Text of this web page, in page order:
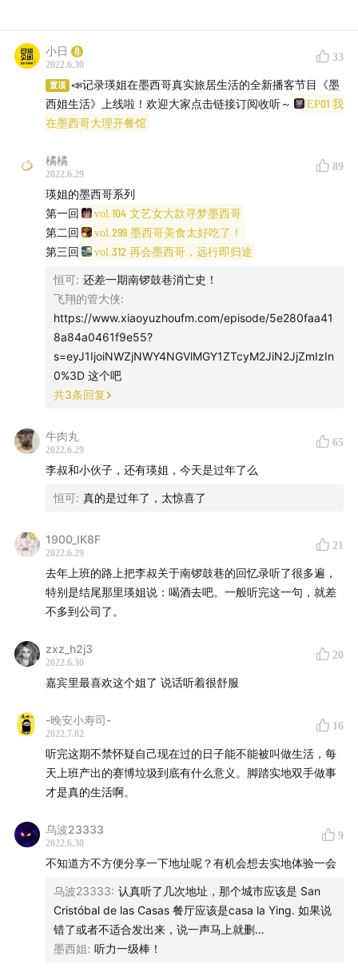
营业，每一个步骤都有着令人啼笑皆非的故事。在这里，
她见到了拥有一百多年历史墙面被刷成黑色的房子，一个
月的装修工作足足做了三个月的工人，在餐厅墙壁上画功
夫熊猫的志愿者…...
虽然提前学的西班牙语没派上什么用场，香料厨具餐具还
得从国内邮寄，而且每天面对的蔬菜基本不超过十种，但
在看似困难重重的开店过程中，瑛姐却获得很多乐趣，并
对当地人的生活有了更多的了解。面对各种随机发生的意
外，疫情下的墨西哥人有着超乎想象的淡然和平静，这种
是颇为有趣和值得关注的地方。
|Song List|
Sergio George's Salsa Giants - Bajo la Tormenta
小日
2022.6.30
33
置顶
📣记录瑛姐在墨西哥真实旅居生活的全新播客节目《墨
西姐生活》上线啦！欢迎大家点击链接订阅收听～
EP01 我
在墨西哥大理开餐馆
橘橘
2022.6.29
89
瑛姐的墨西哥系列
第一回
vol.104 文艺女大款寻梦墨西哥
第二回
vol.299 墨西哥美食太好吃了！
第三回
vol.312 再会墨西哥，远行即归途
恒可: 还差一期南锣鼓巷消亡史！
飞翔的管大侠:
https://www.xiaoyuzhoufm.com/episode/5e280faa41
8a84a0461f9e55?
s=eyJ1IjoiNWZjNWY4NGVlMGY1ZTcyM2JiN2JjZmIzIn
0%3D 这个吧
共3条回复
牛肉丸
2022.6.29
65
李叔和小伙子，还有瑛姐，今天是过年了么
恒可: 真的是过年了，太惊喜了
1900_IK8F
2022.6.29
21
去年上班的路上把李叔关于南锣鼓巷的回忆录听了很多遍，
特别是结尾那里瑛姐说：喝酒去吧。一般听完这一句，就差
不多到公司了。
zxz_h2j3
2022.6.30
20
嘉宾里最喜欢这个姐了 说话听着很舒服
-晚安小寿司-
2022.7.02
16
听完这期不禁怀疑自己现在过的日子能不能被叫做生活，每
天上班产出的赛博垃圾到底有什么意义。脚踏实地双手做事
才是真的生活啊。
乌波23333
2022.6.30
9
不知道方不方便分享一下地址呢？有机会想去实地体验一会
乌波23333: 认真听了几次地址，那个城市应该是 San
Cristóbal de las Casas 餐厅应该是casa la Ying. 如果说
错了或者不适合发出来，说一声马上就删…
墨西姐: 听力一级棒！